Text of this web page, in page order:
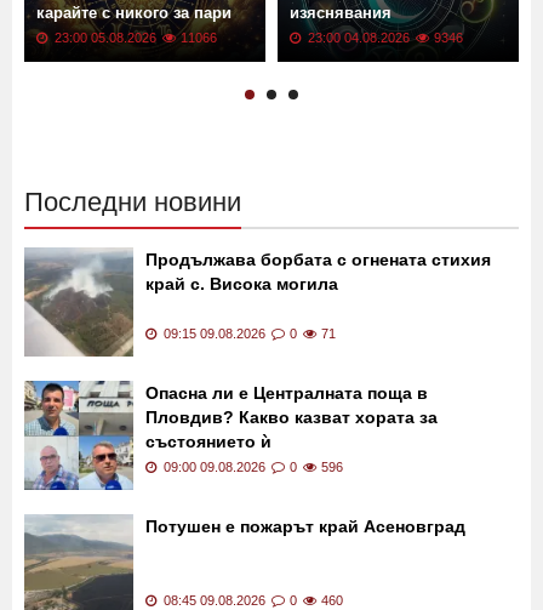
карайте с никого за пари
23:00 05.08.2026 11066
изяснявания
23:00 04.08.2026 9346
Последни новини
Продължава борбата с огнената стихия
край с. Висока могила
09:15 09.08.2026 0 71
Опасна ли е Централната поща в
Пловдив? Какво казват хората за
състоянието ѝ
09:00 09.08.2026 0 596
Потушен е пожарът край Асеновград
08:45 09.08.2026 0 460